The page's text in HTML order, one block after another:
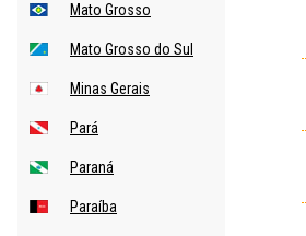
Mato Grosso
Mato Grosso do Sul
Minas Gerais
Pará
Paraná
Paraíba